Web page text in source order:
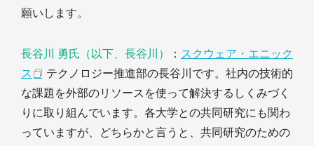
願いします。
長谷川 勇氏（以下、長谷川） ： スクウェア・エニック
ス
テクノロジー推進部の長谷川です。社内の技術的
な課題を外部のリソースを使って解決するしくみづく
りに取り組んでいます。各大学との共同研究にも関わ
っていますが、どちらかと言うと、共同研究のための